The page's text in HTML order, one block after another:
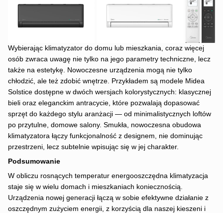
Wybierając klimatyzator do domu lub mieszkania, coraz więcej
osób zwraca uwagę nie tylko na jego parametry techniczne, lecz
także na estetykę. Nowoczesne urządzenia mogą nie tylko
chłodzić, ale też zdobić wnętrze. Przykładem są modele Midea
Solstice dostępne w dwóch wersjach kolorystycznych: klasycznej
bieli oraz eleganckim antracycie, które pozwalają dopasować
sprzęt do każdego stylu aranżacji — od minimalistycznych loftów
po przytulne, domowe salony. Smukła, nowoczesna obudowa
klimatyzatora łączy funkcjonalność z designem, nie dominując
przestrzeni, lecz subtelnie wpisując się w jej charakter.
Podsumowanie
W obliczu rosnących temperatur energooszczędna klimatyzacja
staje się w wielu domach i mieszkaniach koniecznością.
Urządzenia nowej generacji łączą w sobie efektywne działanie z
oszczędnym zużyciem energii, z korzyścią dla naszej kieszeni i